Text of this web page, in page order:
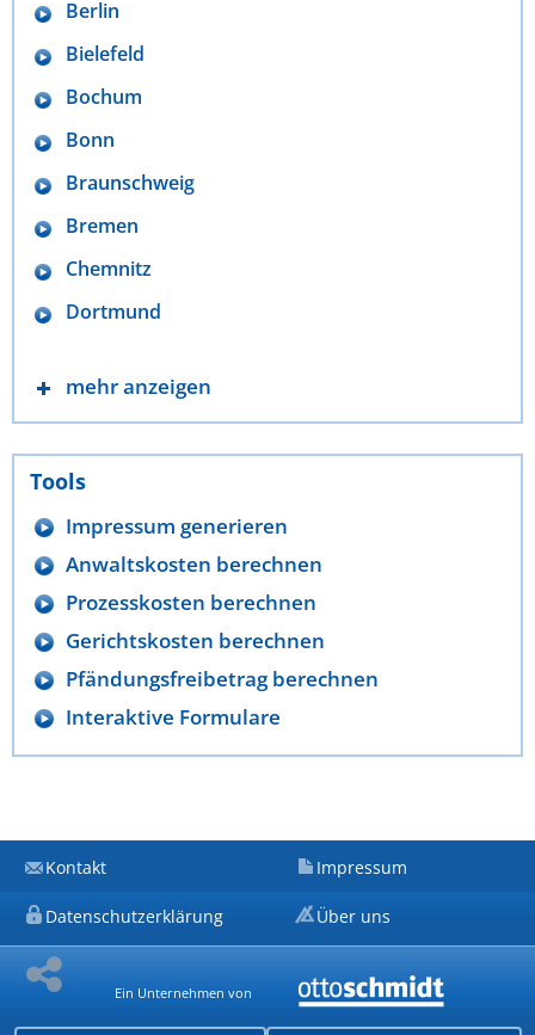
Berlin
Bielefeld
Bochum
Bonn
Braunschweig
Bremen
Chemnitz
Dortmund
mehr anzeigen
Tools
Impressum generieren
Anwaltskosten berechnen
Prozesskosten berechnen
Gerichtskosten berechnen
Pfändungsfreibetrag berechnen
Interaktive Formulare
Kontakt Impressum
Datenschutzerklärung Über uns
Ein Unternehmen von